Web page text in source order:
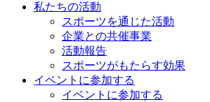
私たちの活動
スポーツを通じた活動
企業との共催事業
活動報告
スポーツがもたらす効果
イベントに参加する
イベントに参加する